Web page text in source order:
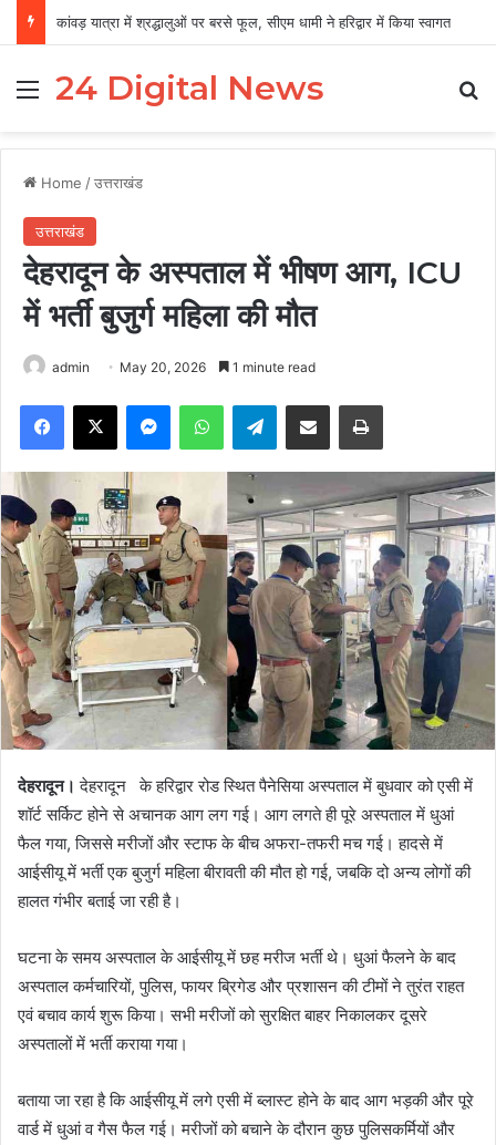
कांवड़ यात्रा में श्रद्धालुओं पर बरसे फूल, सीएम धामी ने हरिद्वार में किया स्वागत
Menu
24 Digital News
Home /उत्तराखंड
उत्तराखंड
देहरादून के अस्पताल में भीषण आग, ICU
में भर्ती बुजुर्ग महिला की मौत
admin May 20, 2026 1 minute read
Facebook
X MessengerWhatsAppTelegramShare via Email Print
देहरादून। देहरादून के हरिद्वार रोड स्थित पैनेसिया अस्पताल में बुधवार को एसी में
शॉर्ट सर्किट होने से अचानक आग लग गई। आग लगते ही पूरे अस्पताल में धुआं
फैल गया, जिससे मरीजों और स्टाफ के बीच अफरा-तफरी मच गई। हादसे में
आईसीयू में भर्ती एक बुजुर्ग महिला बीरावती की मौत हो गई, जबकि दो अन्य लोगों की
हालत गंभीर बताई जा रही है।
घटना के समय अस्पताल के आईसीयू में छह मरीज भर्ती थे। धुआं फैलने के बाद
अस्पताल कर्मचारियों, पुलिस, फायर ब्रिगेड और प्रशासन की टीमों ने तुरंत राहत
एवं बचाव कार्य शुरू किया। सभी मरीजों को सुरक्षित बाहर निकालकर दूसरे
अस्पतालों में भर्ती कराया गया।
बताया जा रहा है कि आईसीयू में लगे एसी में ब्लास्ट होने के बाद आग भड़की और पूरे
वार्ड में धुआं व गैस फैल गई। मरीजों को बचाने के दौरान कुछ पुलिसकर्मियों और